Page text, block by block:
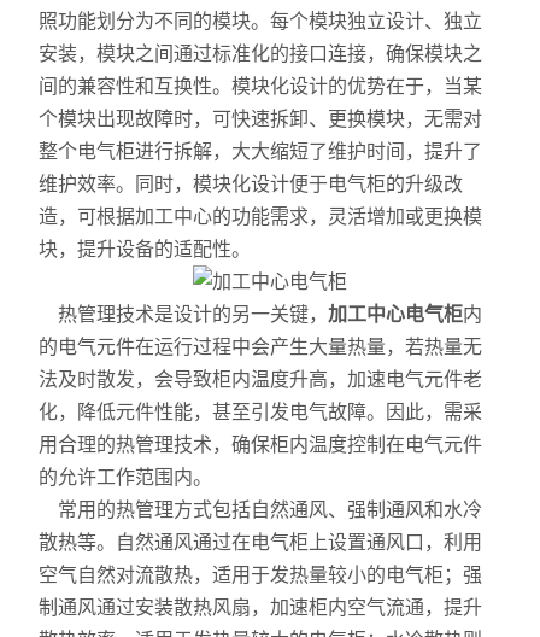
数控连接器
中心出水
照功能划分为不同的模块。每个模块独立设计、独立
安装，模块之间通过标准化的接口连接，确保模块之
间的兼容性和互换性。模块化设计的优势在于，当某
个模块出现故障时，可快速拆卸、更换模块，无需对
整个电气柜进行拆解，大大缩短了维护时间，提升了
维护效率。同时，模块化设计便于电气柜的升级改
造，可根据加工中心的功能需求，灵活增加或更换模
块，提升设备的适配性。
热管理技术是设计的另一关键，加工中心电气柜内
的电气元件在运行过程中会产生大量热量，若热量无
法及时散发，会导致柜内温度升高，加速电气元件老
化，降低元件性能，甚至引发电气故障。因此，需采
用合理的热管理技术，确保柜内温度控制在电气元件
的允许工作范围内。
常用的热管理方式包括自然通风、强制通风和水冷
散热等。自然通风通过在电气柜上设置通风口，利用
空气自然对流散热，适用于发热量较小的电气柜；强
制通风通过安装散热风扇，加速柜内空气流通，提升